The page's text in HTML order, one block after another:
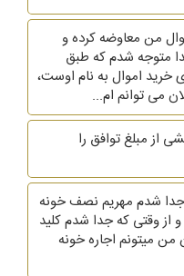
من معاوضه کرده و
متوجه شدم که طبق
اموال به نام اوست،
می توانم ام...
از مبلغ توافق را
شدم مهریم نصف خونه
از وقتی که جدا شدم کلید
میتونم اجاره خونه